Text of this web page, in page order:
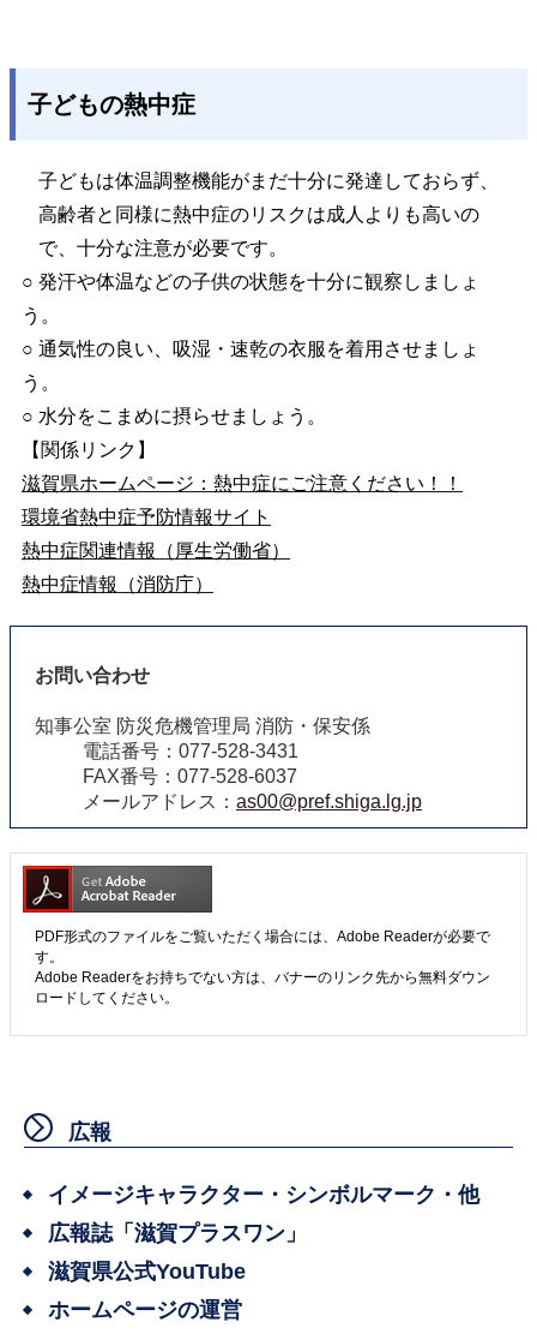
子どもの熱中症
子どもは体温調整機能がまだ十分に発達しておらず、
高齢者と同様に熱中症のリスクは成人よりも高いの
で、十分な注意が必要です。
○ 発汗や体温などの子供の状態を十分に観察しましょ
う。
○ 通気性の良い、吸湿・速乾の衣服を着用させましょ
う。
○ 水分をこまめに摂らせましょう。
【関係リンク】
滋賀県ホームページ：熱中症にご注意ください！！
環境省熱中症予防情報サイト
熱中症関連情報（厚生労働省）
熱中症情報（消防庁）
お問い合わせ
知事公室 防災危機管理局 消防・保安係
電話番号：077-528-3431
FAX番号：077-528-6037
メールアドレス： as00@pref.shiga.lg.jp
PDF形式のファイルをご覧いただく場合には、Adobe Readerが必要で
す。
Adobe Readerをお持ちでない方は、バナーのリンク先から無料ダウン
ロードしてください。
広報
イメージキャラクター・シンボルマーク・他
広報誌「滋賀プラスワン」
滋賀県公式YouTube
ホームページの運営